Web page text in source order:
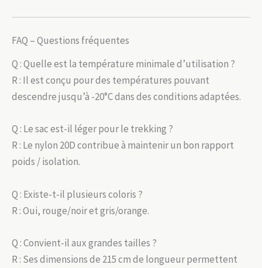
FAQ – Questions fréquentes
Q : Quelle est la température minimale d’utilisation ?
R : Il est conçu pour des températures pouvant
descendre jusqu’à -20°C dans des conditions adaptées.
Q : Le sac est-il léger pour le trekking ?
R : Le nylon 20D contribue à maintenir un bon rapport
poids / isolation.
Q : Existe-t-il plusieurs coloris ?
R : Oui, rouge/noir et gris/orange.
Q : Convient-il aux grandes tailles ?
R : Ses dimensions de 215 cm de longueur permettent